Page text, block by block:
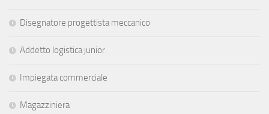
Disegnatore progettista meccanico
Addetto logistica junior
Impiegata commerciale
Magazziniera